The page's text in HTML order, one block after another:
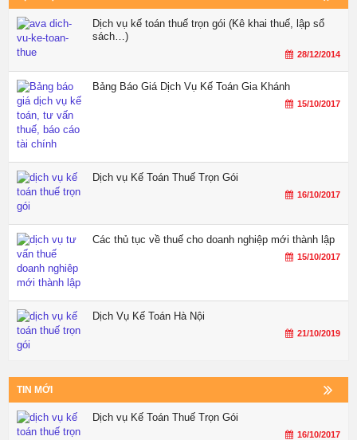
Dịch vụ kế toán thuế trọn gói (Kê khai thuế, lập sổ
sách…)
28/12/2014
Bảng Báo Giá Dịch Vụ Kế Toán Gia Khánh
15/10/2017
Dịch vụ Kế Toán Thuế Trọn Gói
16/10/2017
Các thủ tục về thuế cho doanh nghiệp mới thành lập
15/10/2017
Dịch Vụ Kế Toán Hà Nội
21/10/2019
TIN MỚI
Dịch vụ Kế Toán Thuế Trọn Gói
16/10/2017